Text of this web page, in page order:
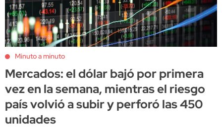
Minuto a minuto
Mercados: el dólar bajó por primera
vez en la semana, mientras el riesgo
país volvió a subir y perforó las 450
unidades